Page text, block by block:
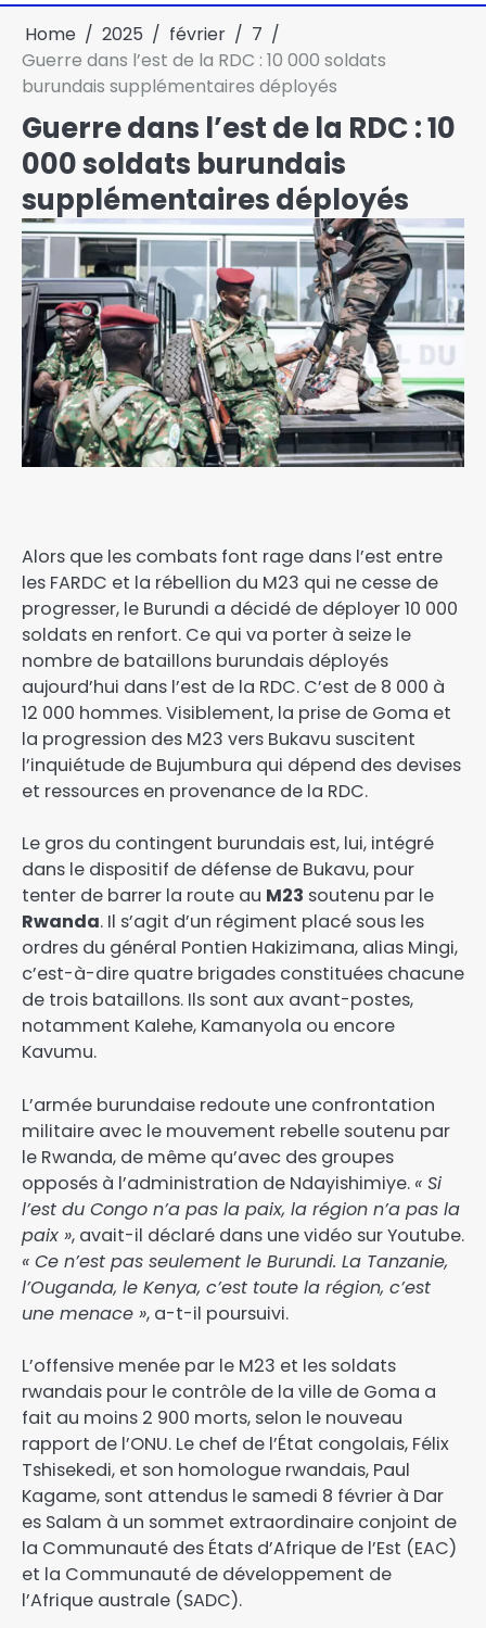
Home 2025 février
7
Guerre dans l’est de la RDC : 10 000 soldats
burundais supplémentaires déployés
Guerre dans l’est de la RDC : 10
000 soldats burundais
supplémentaires déployés
Alors que les combats font rage dans l’est entre
les FARDC et la rébellion du M23 qui ne cesse de
progresser, le Burundi a décidé de déployer 10 000
soldats en renfort. Ce qui va porter à seize le
nombre de bataillons burundais déployés
aujourd’hui dans l’est de la RDC. C’est de 8 000 à
12 000 hommes. Visiblement, la prise de Goma et
la progression des M23 vers Bukavu suscitent
l’inquiétude de Bujumbura qui dépend des devises
et ressources en provenance de la RDC.
Le gros du contingent burundais est, lui, intégré
dans le dispositif de défense de Bukavu, pour
tenter de barrer la route au M23 soutenu par le
Rwanda. Il s’agit d’un régiment placé sous les
ordres du général Pontien Hakizimana, alias Mingi,
c’est-à-dire quatre brigades constituées chacune
de trois bataillons. Ils sont aux avant-postes,
notamment Kalehe, Kamanyola ou encore
Kavumu.
L’armée burundaise redoute une confrontation
militaire avec le mouvement rebelle soutenu par
le Rwanda, de même qu’avec des groupes
opposés à l’administration de Ndayishimiye. « Si
l’est du Congo n’a pas la paix, la région n’a pas la
paix », avait-il déclaré dans une vidéo sur Youtube.
« Ce n’est pas seulement le Burundi. La Tanzanie,
l’Ouganda, le Kenya, c’est toute la région, c’est
une menace », a-t-il poursuivi.
L’offensive menée par le M23 et les soldats
rwandais pour le contrôle de la ville de Goma a
fait au moins 2 900 morts, selon le nouveau
rapport de l’ONU. Le chef de l’État congolais, Félix
Tshisekedi, et son homologue rwandais, Paul
Kagame, sont attendus le samedi 8 février à Dar
es Salam à un sommet extraordinaire conjoint de
la Communauté des États d’Afrique de l’Est (EAC)
et la Communauté de développement de
l’Afrique australe (SADC).